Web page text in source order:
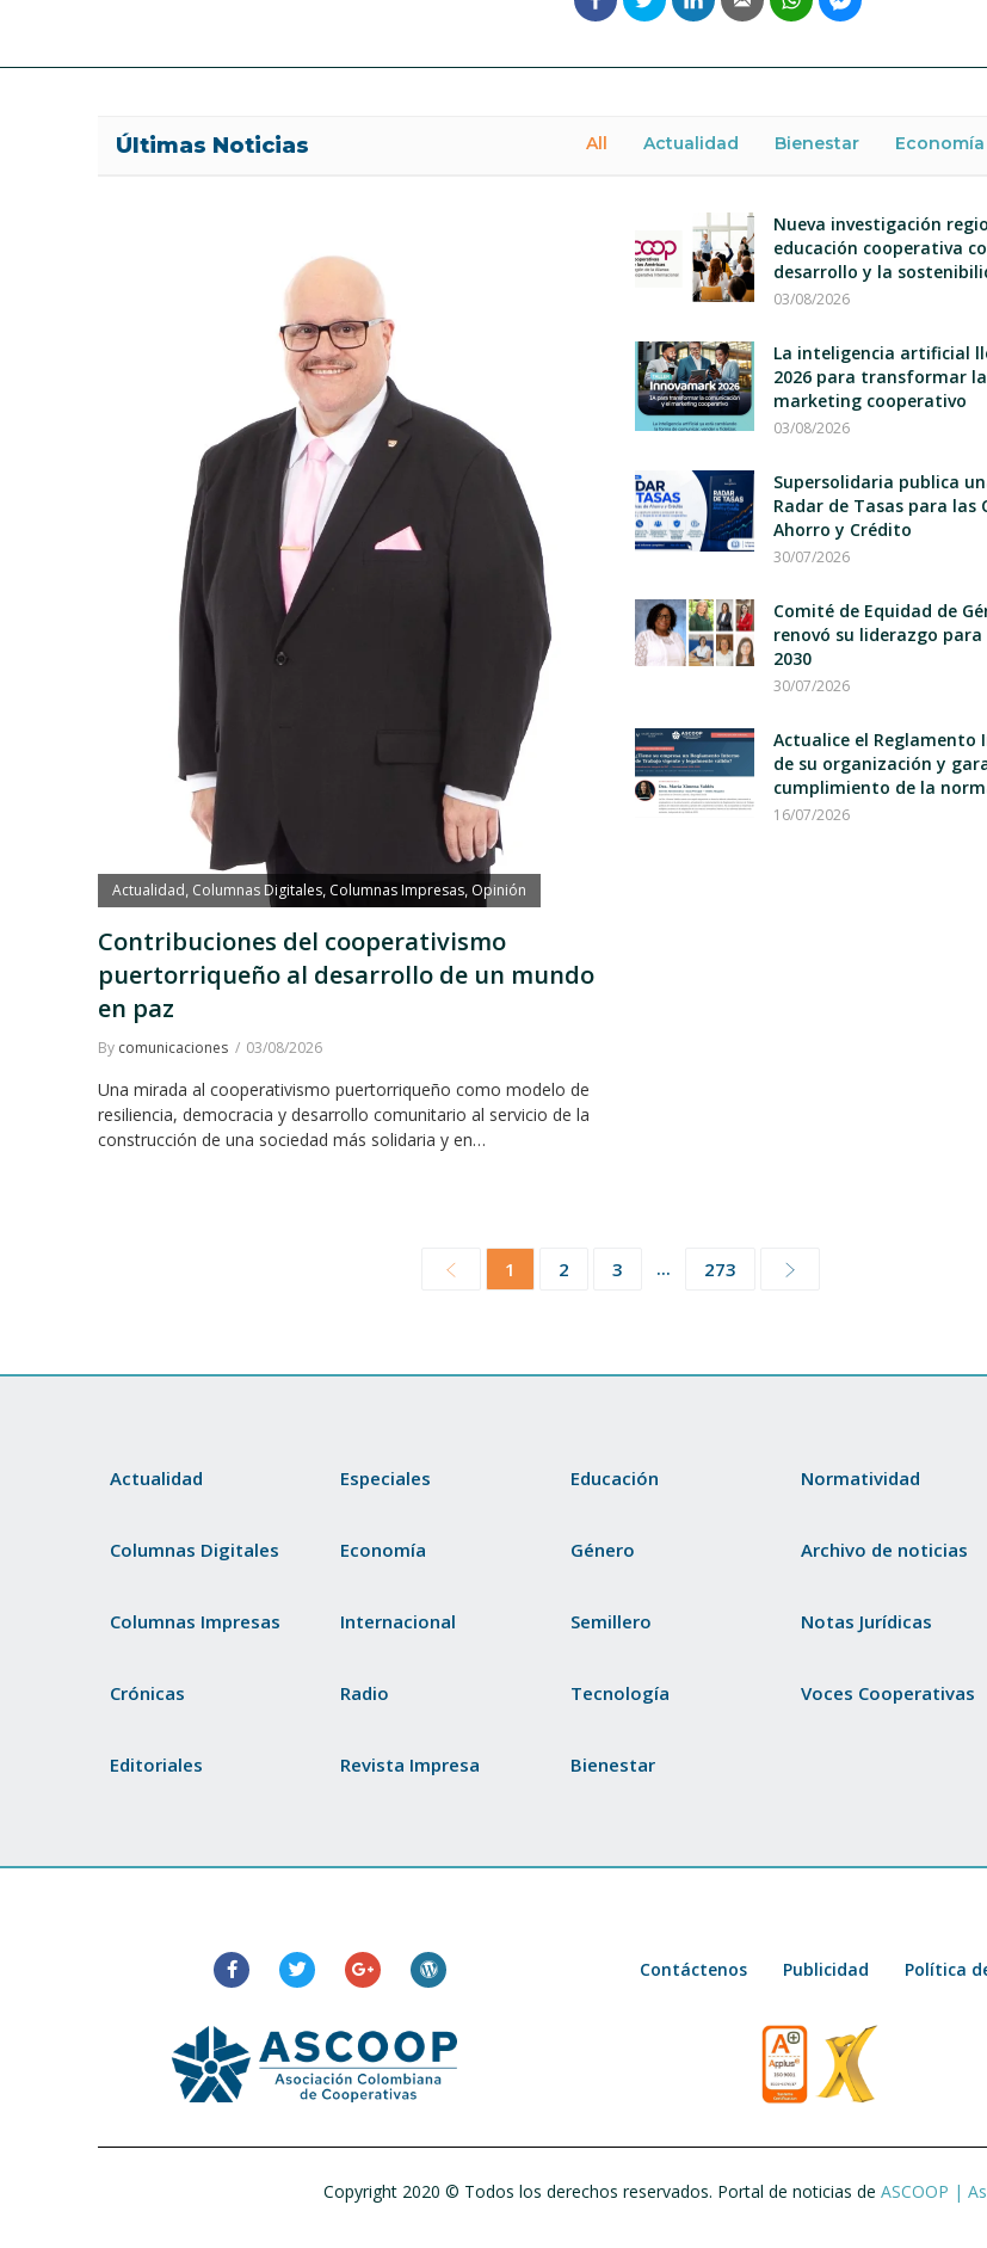
Últimas Noticias All Actualidad Bienestar Economía
Actualidad Columnas Digitales, Columnas Impresas, Opinión
Contribuciones del cooperativismo
puertorriqueño al desarrollo de un mundo
en paz
By comunicaciones 03/08/2026
Una mirada al cooperativismo puertorriqueño como modelo de
resiliencia, democracia y desarrollo comunitario al servicio de la
construcción de una sociedad más solidaria y en…
Nueva investigación
educación cooperativa
desarrollo y la
03/08/2026
La inteligencia artificial
2026 para transformar
marketing cooperativo
03/08/2026
Supersolidaria publica
Radar de Tasas para las
Ahorro y Crédito
30/07/2026
Comité de Equidad de
renovó su liderazgo para
2030
30/07/2026
Actualice el Reglamento
de su organización y
cumplimiento de la
16/07/2026
1 2 3 ... 273
Actualidad
Columnas Digitales
Columnas Impresas
Crónicas
Editoriales
Especiales
Economía
Internacional
Radio
Revista Impresa
Educación
Género
Semillero
Tecnología
Bienestar
Normatividad
Archivo de noticias
Notas Jurídicas
Voces Cooperativas
Contáctenos Publicidad Política
Copyright 2020 © Todos los derechos reservados. Portal de noticias de ASCOOP |